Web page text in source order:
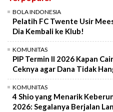
BOLA INDONESIA
Pelatih FC Twente Usir
Dia Kembali ke Klub!
KOMUNITAS
PIP Termin II 2026 Kapan
Ceknya agar Dana Tidak
KOMUNITAS
4 Shio yang Menarik
2026: Segalanya Berjalan